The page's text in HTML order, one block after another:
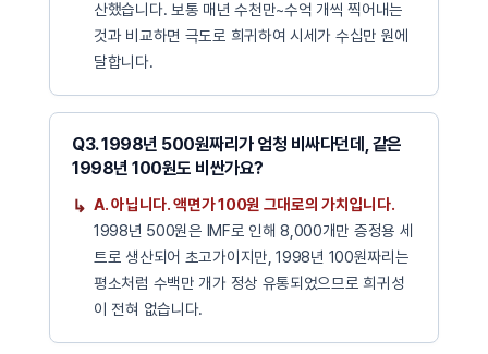
산했습니다. 보통 매년 수천만~수억 개씩 찍어내는
것과 비교하면 극도로 희귀하여 시세가 수십만 원에
달합니다.
Q3. 1998년 500원짜리가 엄청 비싸다던데, 같은
1998년 100원도 비싼가요?
A. 아닙니다. 액면가 100원 그대로의 가치입니다.
1998년 500원은 IMF로 인해 8,000개만 증정용 세
트로 생산되어 초고가이지만, 1998년 100원짜리는
평소처럼 수백만 개가 정상 유통되었으므로 희귀성
이 전혀 없습니다.